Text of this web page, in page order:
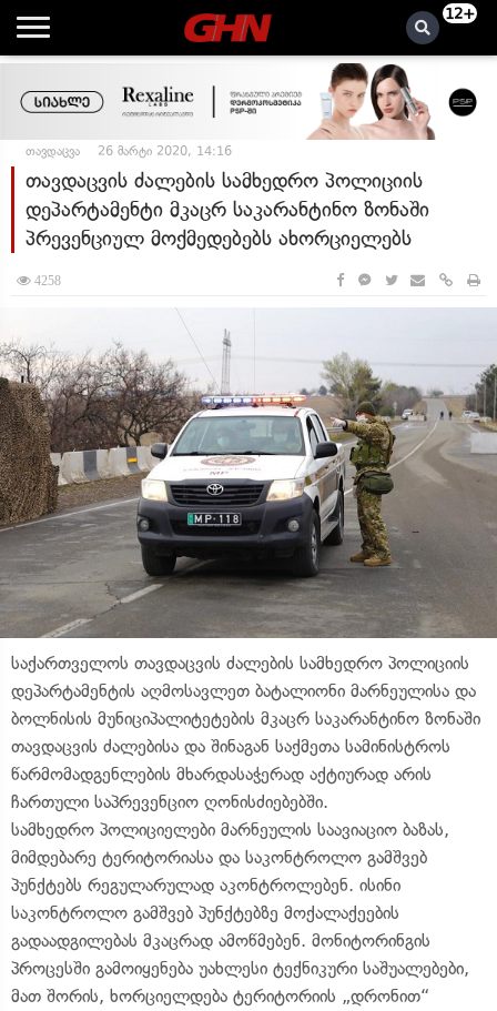
12+
თავდაცვა 26 მარტი 2020, 14:16
თავდაცვის ძალების სამხედრო პოლიციის
დეპარტამენტი მკაცრ საკარანტინო ზონაში
პრევენციულ მოქმედებებს ახორციელებს
4258
საქართველოს თავდაცვის ძალების სამხედრო პოლიციის
დეპარტამენტის აღმოსავლეთ ბატალიონი მარნეულისა და
ბოლნისის მუნიციპალიტეტების მკაცრ საკარანტინო ზონაში
თავდაცვის ძალებისა და შინაგან საქმეთა სამინისტროს
წარმომადგენლების მხარდასაჭერად აქტიურად არის
ჩართული საპრევენციო ღონისძიებებში.
სამხედრო პოლიციელები მარნეულის საავიაციო ბაზას,
მიმდებარე ტერიტორიასა და საკონტროლო გამშვებ
პუნქტებს რეგულარულად აკონტროლებენ. ისინი
საკონტროლო გამშვებ პუნქტებზე მოქალაქეების
გადაადგილებას მკაცრად ამოწმებენ. მონიტორინგის
პროცესში გამოიყენება უახლესი ტექნიკური საშუალებები,
მათ შორის, ხორციელდება ტერიტორიის „დრონით“